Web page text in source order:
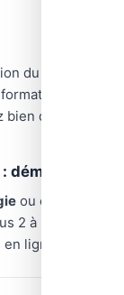
du contrat se
du meilleur
démarches et
ou changer de
2 à 3
ligne pour